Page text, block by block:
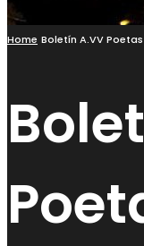
Home Boletín A.VV